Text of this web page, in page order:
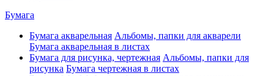
Бумага
Бумага акварельная Альбомы, папки для акварели
Бумага акварельная в листах
Бумага для рисунка, чертежная Альбомы, папки для
рисунка Бумага чертежная в листах